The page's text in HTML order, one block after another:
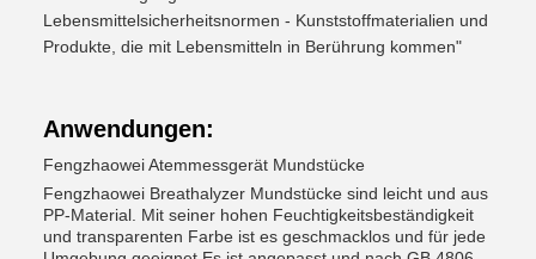
Lebensmittelsicherheitsnormen - Kunststoffmaterialien und
Produkte, die mit Lebensmitteln in Berührung kommen"
Anwendungen:
Fengzhaowei Atemmessgerät Mundstücke
Fengzhaowei Breathalyzer Mundstücke sind leicht und aus
PP-Material. Mit seiner hohen Feuchtigkeitsbeständigkeit
und transparenten Farbe ist es geschmacklos und für jede